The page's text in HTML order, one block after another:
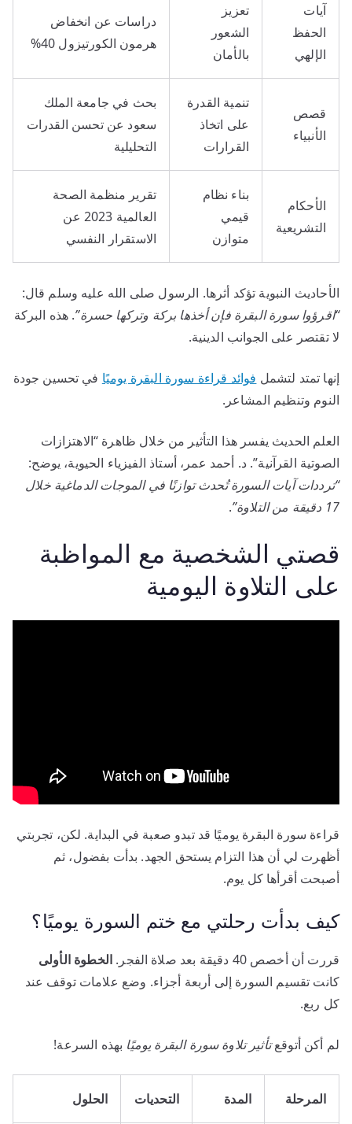
آيات
الحفظ
الإلهي
تعزيز
الشعور
بالأمان
دراسات عن انخفاض
هرمون الكورتيزول 40%
قصص
الأنبياء
تنمية القدرة
على اتخاذ
القرارات
بحث في جامعة الملك
سعود عن تحسن القدرات
التحليلية
الأحكام
التشريعية
بناء نظام
قيمي
متوازن
تقرير منظمة الصحة
العالمية 2023 عن
الاستقرار النفسي
الأحاديث النبوية تؤكد أثرها. الرسول صلى الله عليه وسلم قال:
“اقرؤوا سورة البقرة فإن أخذها بركة وتركها حسرة”. هذه البركة
لا تقتصر على الجوانب الدينية.
إنها تمتد لتشمل فوائد قراءة سورة البقرة يوميًا في تحسين جودة
النوم وتنظيم المشاعر.
العلم الحديث يفسر هذا التأثير من خلال ظاهرة “الاهتزازات
الصوتية القرآنية”. د. أحمد عمر، أستاذ الفيزياء الحيوية، يوضح:
“ترددات آيات السورة تُحدث توازنًا في الموجات الدماغية خلال
17 دقيقة من التلاوة”
.
قصتي الشخصية مع المواظبة
على التلاوة اليومية
قراءة سورة البقرة يوميًا قد تبدو صعبة في البداية. لكن، تجربتي
أظهرت لي أن هذا التزام يستحق الجهد. بدأت بفضول، ثم
أصبحت أقرأها كل يوم.
كيف بدأت رحلتي مع ختم السورة يوميًا؟
قررت أن أخصص 40 دقيقة بعد صلاة الفجر.
الخطوة الأولى
كانت تقسيم السورة إلى أربعة أجزاء. وضع علامات توقف عند
كل ربع.
لم أكن أتوقعتأثير تلاوة سورة البقرة يوميًا بهذه السرعة!
المرحلة المدة التحديات الحلول